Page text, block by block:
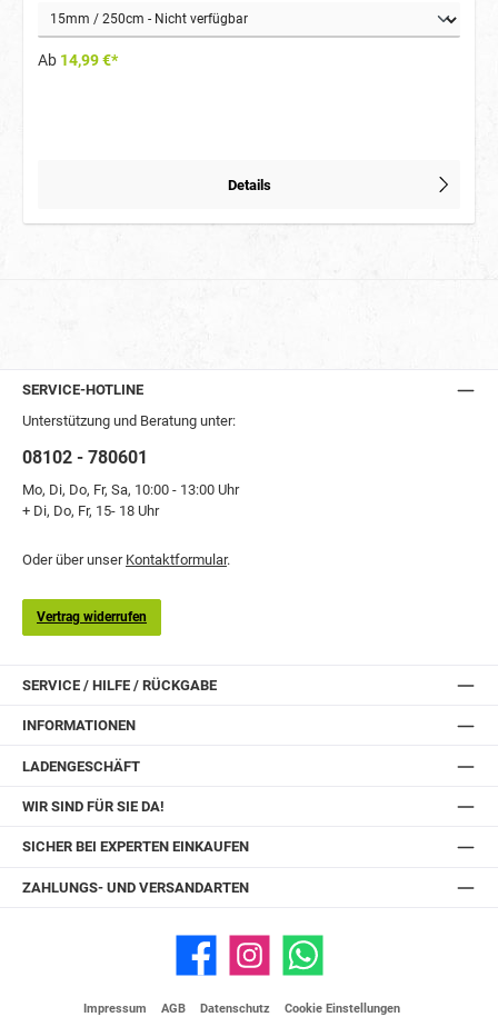
Gewicht: 250 cm Länge / 15 mm Breite / Gewicht 110 g 250 cm Länge / 20
mm Breite / Gewicht 150 g Vorteile auf einen Blick: Hervorragende Qualität
strapazierfähiges Gurtband langlebige, beidseitige Gummierung tolle
Ab 14,99 €*
Details
SERVICE-HOTLINE
Unterstützung und Beratung unter:
08102 - 780601
Mo, Di, Do, Fr, Sa, 10:00 - 13:00 Uhr
+ Di, Do, Fr, 15- 18 Uhr
Oder über unser Kontaktformular.
Vertrag widerrufen
SERVICE / HILFE / RÜCKGABE
INFORMATIONEN
LADENGESCHÄFT
WIR SIND FÜR SIE DA!
SICHER BEI EXPERTEN EINKAUFEN
ZAHLUNGS- UND VERSANDARTEN
Facebook Instagram WhatsApp
Impressum AGB Datenschutz Cookie Einstellungen